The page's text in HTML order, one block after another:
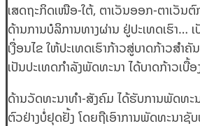
ເສດຖະກິດເໜືອ-ໃຕ້, ຕາເວັນອອກ-ຕາເວັນຕົ
ດ້ານການບໍລິການທາງຜ່ານ ຢູ່ປະເທດເຮົາ… ເ
ເງື່ອນໄຂ ໃຫ້ປະເທດເຮົາກ້າວສູ່ບາດກ້າວສຳ
ເປັນປະເທດກຳລັງພັດທະນາ ໄດ້ບາດກ້າວເບື້
ດ້ານວັດທະນາທໍາ-ສັງຄົມ ໄດ້ຮັບການພັດທະ
ຕົວຢ່າງບໍ່ຢຸດຢັ້ງ ໂດຍຖືເອົາການພັດທະນາຊັ